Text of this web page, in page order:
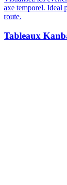
axe temporel. Ideal
route.
Tableaux